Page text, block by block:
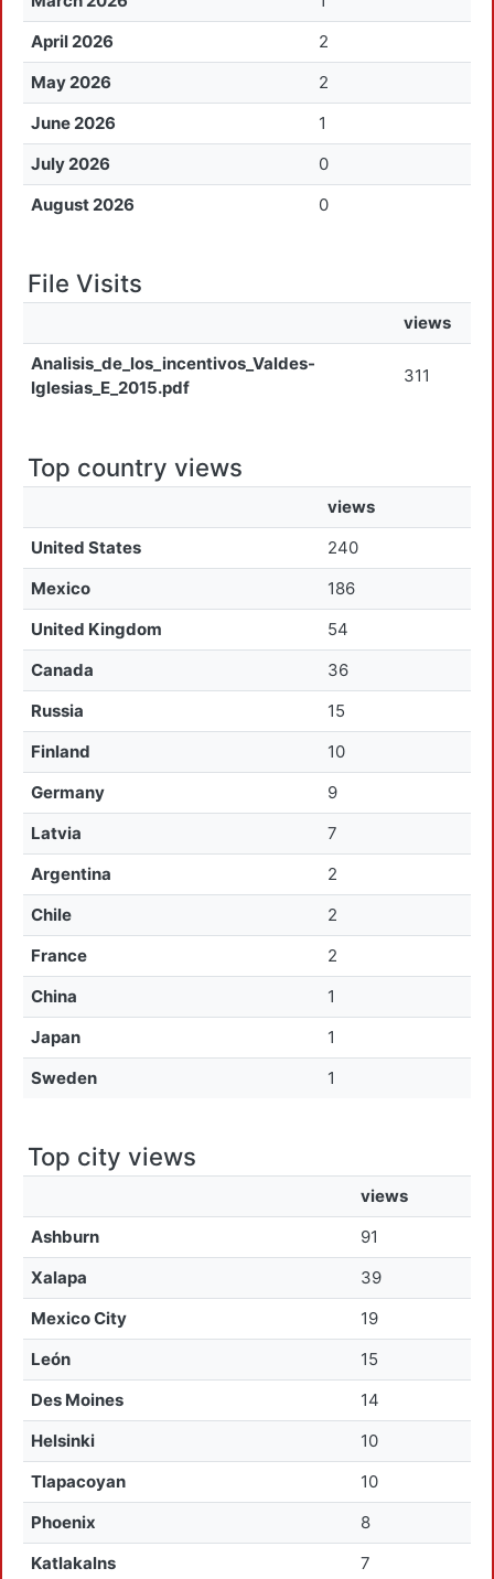
April 2026
2
May 2026
2
June 2026
1
July 2026
0
August 2026
0
File Visits
views
Analisis_de_los_incentivos_Valdes-
Iglesias_E_2015.pdf
311
Top country views
views
United States
240
Mexico
186
United Kingdom
54
Canada
36
Russia
15
Finland
10
Germany
9
Latvia
7
Argentina
2
Chile
2
France
2
China
1
Japan
1
Sweden
1
Top city views
views
Ashburn
91
Xalapa
39
Mexico City
19
León
15
Des Moines
14
Helsinki
10
Tlapacoyan
10
Phoenix
8
Katlakalns
7